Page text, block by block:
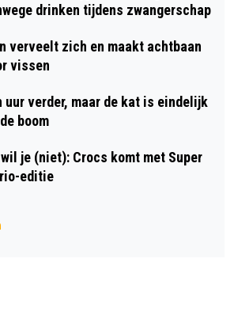
drinken tijdens zwangerschap
verveelt zich en maakt achtbaan
vissen
uur verder, maar de kat is eindelijk
boom
je (niet): Crocs komt met Super
editie